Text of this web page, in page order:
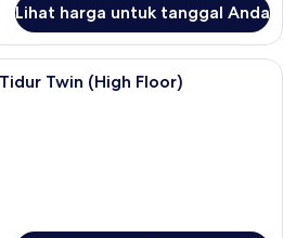
Lihat harga untuk tanggal Anda
Minibar, brankas, meja kerja, dan
Twin (High Floor)